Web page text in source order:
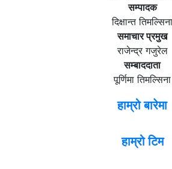
सम्पादक
दिक्षान्त तिमल्सिना
समाचार प्रमुख
राजेन्द्र गजुरेल
सम्बाददाता
पूर्णिमा तिमल्सिना
हाम्रो बारेमा
हाम्रो टिम